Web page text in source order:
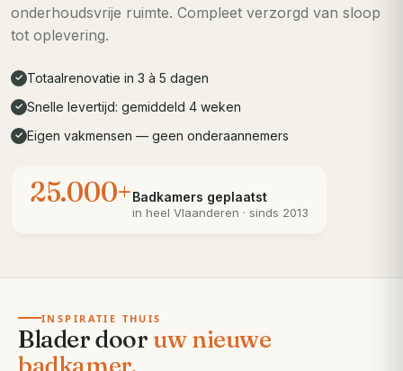
onderhoudsvrije ruimte. Compleet verzorgd van sloop
tot oplevering.
✓ Totaalrenovatie in 3 à 5 dagen
✓ Snelle levertijd: gemiddeld 4 weken
✓ Eigen vakmensen — geen onderaannemers
25.000+Badkamers geplaatst
in heel Vlaanderen · sinds 2013
EDITIE2026· 55 pagina's
INSPIRATIE THUIS
Blader door uw nieuwe
badkamer.